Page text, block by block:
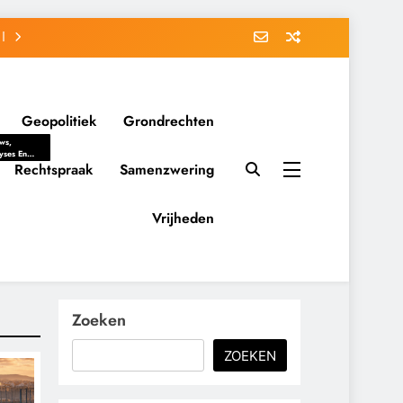
Geopolitiek Grondrechten
En
Politieke
Belangen
Rechtspraak Samenzwering
Vrijheden
Zoeken
ZOEKEN